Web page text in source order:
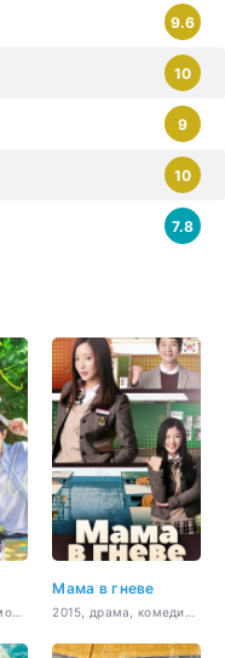
7.8
10
9
10
9.6
2025, романтика, молодость
Мама в гневе